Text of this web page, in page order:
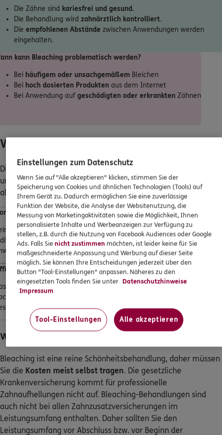
Die Zähne sind kariesfrei und gesund.
Die Behandlung wird zahnärztlich kontrolliert.
Die empfohlenen Abstände zwischen Anwendungen werden
eingehalten.
kann Bleaching problematisch werden?
Bei häufigem oder unsachgemäßem Bleichen
Bei hoch dosierten Produkten aus dem Internet
Bei Anwendung aufgeschädigten oder erkrankten Zähnen
Was kostet ein Bleaching?
Die Kosten für Bleaching können je nach Zahnarzt, Methode
und Region variieren. Die Home-Methode ist dabei günstiger
als das Office-Bleaching in der Zahnarztpraxis.
Bleaching
Home-Bleaching fertigt der Zahnarzt bzw. die Zahnärztin eine
Kunststoffschiene an, die Sie mit einem Bleichgel zu Hause
Für Schiene und Gel fallen meistzwischen 200 und 400 €
Bleaching
Office-Bleaching wird direkt in der Zahnarztpraxis durchgeführt. Je
Aufwand und Anzahl der Sitzungen kostet die Aufhellung eines
Kiefers meistzwischen 300 und 800 €.
Wer übernimmt die Kosten für Bleaching?
Bleaching ist eine reine Schönheitsbehandlung, daher müssen
Sie die Kosten meist selbst tragen. Die gesetzliche
Krankenversicherung kommt für professionelle
Zahnaufhellungen nicht auf. Bleaching-Behandlungen sind
auch nicht bei allen Zahnzusatzversicherungen im
Leistungsumfang enthalten. Daher sollten Sie den
Leistungsumfang vor Abschluss bzw. vor Beginn der
Einstellungen zum Datenschutz
Wenn Sie auf "Alle akzeptieren" klicken, stimmen Sie der
Speicherung von Cookies und ähnlichen Technologien (Tools) auf
Ihrem Gerät zu. Dadurch ermöglichen Sie eine zuverlässige
Funktion der Website, die Analyse der Websitenutzung, die
Messung von Marketingaktivitäten sowie die Möglichkeit, Ihnen
personalisierte Inhalte und Werbeanzeigen zur Verfügung zu
stellen, z.B. durch die Nutzung von Facebook Audiences oder Google
Ads. Falls Sienicht zustimmen möchten, ist leider keine für Sie
maßgeschneiderte Anpassung und Werbung auf dieser Seite
möglich. Sie können Ihre Entscheidungen jederzeit über den
Button "Tool-Einstellungen" anpassen. Näheres zu den
eingesetzten Tools finden Sie unter Datenschutzhinweise
Impressum
Tool-Einstellungen Alle akzeptieren